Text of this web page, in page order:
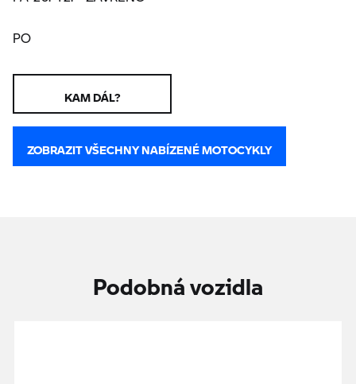
PO
KAM DÁL?
ZOBRAZIT VŠECHNY NABÍZENÉ MOTOCYKLY
Podobná vozidla